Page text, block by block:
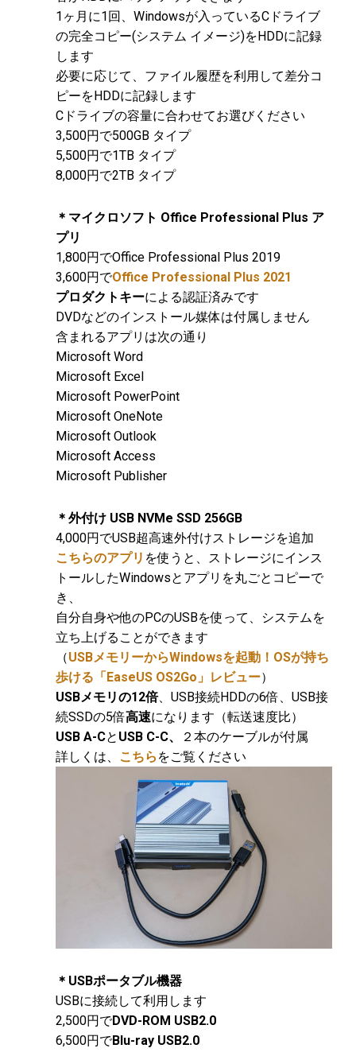
1ヶ月に1回、Windowsが入っているCドライブ
の完全コピー(システム イメージ)をHDDに記録
します
必要に応じて、ファイル履歴を利用して差分コ
ピーをHDDに記録します
Cドライブの容量に合わせてお選びください
3,500円で500GB タイプ
5,500円で1TB タイプ
8,000円で2TB タイプ
＊マイクロソフト Office Professional Plus ア
プリ
1,800円でOffice Professional Plus 2019
3,600円でOffice Professional Plus 2021
プロダクトキーによる認証済みです
DVDなどのインストール媒体は付属しません
含まれるアプリは次の通り
Microsoft Word
Microsoft Excel
Microsoft PowerPoint
Microsoft OneNote
Microsoft Outlook
Microsoft Access
Microsoft Publisher
＊外付け USB NVMe SSD 256GB
4,000円でUSB超高速外付けストレージを追加
こちらのアプリ を使うと、ストレージにインス
トールしたWindowsとアプリを丸ごとコピーで
き、
自分自身や他のPCのUSBを使って、システムを
立ち上げることができます
（USBメモリーからWindowsを起動！OSが持ち
歩ける「EaseUS OS2Go」レビュー）
USBメモリの12倍、USB接続HDDの6倍、USB接
続SSDの5倍高速になります（転送速度比）
USB A-Cと USB C-C、
２本のケーブルが付属
詳しくは、
こちら をご覧ください
＊USBポータブル機器
USBに接続して利用します
2,500円でDVD-ROM USB2.0
6,500円でBlu-ray USB2.0